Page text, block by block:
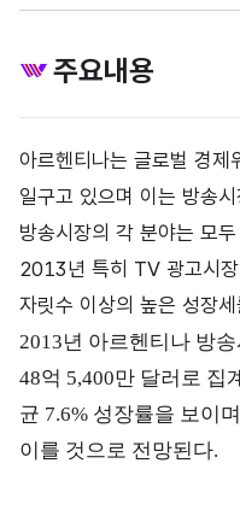
주요내용
아르헨티나는 글로벌 경제
일구고 있으며 이는 방송
방송시장의 각 분야는 모
2013년 특히 TV 광고시
자릿수 이상의 높은 성장
2013년 아르헨티나 방
48억 5,400만 달러로 집
균 7.6% 성장률을 보이
이를 것으로 전망된다.